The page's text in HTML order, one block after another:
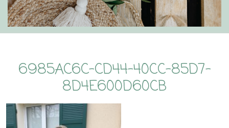
6985AC6C-CD44-40CC-85D7-
8D4E600D60CB